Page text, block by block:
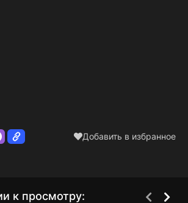
Добавить в избранное
к просмотру: